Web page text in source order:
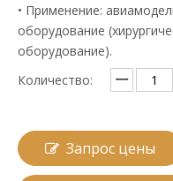
• Применение:
оборудование
оборудование).
Количество:
Запрос цены